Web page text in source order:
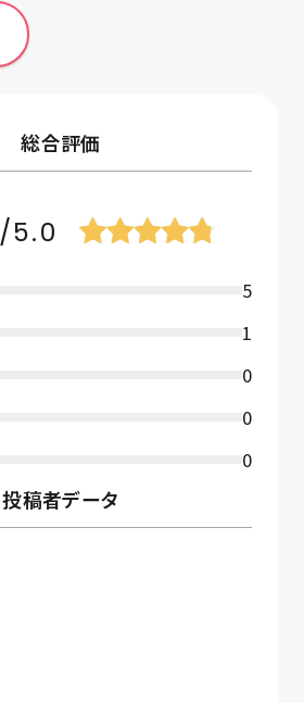
総合評価
/5.0
5
1
0
0
0
投稿者データ